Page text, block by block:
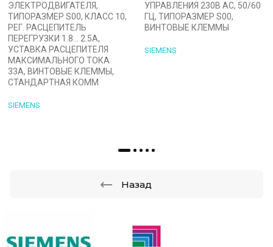
ЭЛЕКТРОДВИГАТЕЛЯ,
ТИПОРАЗМЕР S00, КЛАСС 10,
РЕГ. РАСЦЕПИТЕЛЬ
ПЕРЕГРУЗКИ 1.8... 2.5A,
УСТАВКА РАСЦЕПИТЕЛЯ
МАКСИМАЛЬНОГО ТОКА
33A, ВИНТОВЫЕ КЛЕММЫ,
СТАНДАРТНАЯ КОММ
SIEMENS
УПРАВЛЕНИЯ 230В АС, 50/60
ГЦ, ТИПОРАЗМЕР S00,
ВИНТОВЫЕ КЛЕММЫ
SIEMENS
Назад